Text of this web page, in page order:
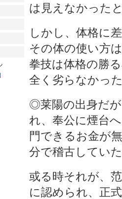
は見えなかった
しかし、体格に
その体の使い方
拳技は体格の勝
全く劣らなかっ
◎莱陽の出身だ
れ、奉公に煙台
門できるお金が
分で稽古してい
或る時それが、
に認められ、正